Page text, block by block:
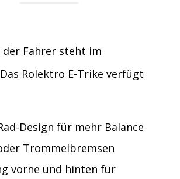
der Fahrer steht im
Rolektro E-Trike verfügt
Design für mehr Balance
Trommelbremsen
vorne und hinten für